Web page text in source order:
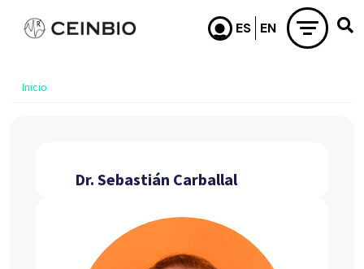
Pasar al contenido principal
Inicio
Dr. Sebastián Carballal